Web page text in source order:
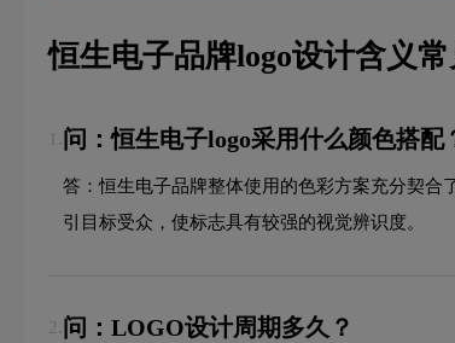
恒生电子品牌logo设计含义
问：恒生电子logo采用什么颜色搭配
答：恒生电子品牌整体使用的色彩方案充分契合
引目标受众，使标志具有较强的视觉辨识度。
2. 问：LOGO设计周期多久？